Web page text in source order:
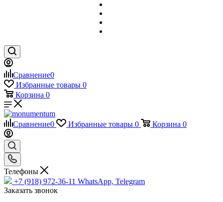
Сравнение0
Избранные товары 0
Корзина 0
Сравнение0 Избранные товары 0 Корзина 0
Телефоны
+7 (918) 972-36-11 WhatsApp, Telegram
Заказать звонок